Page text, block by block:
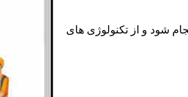
شود و از تکنولوژی های